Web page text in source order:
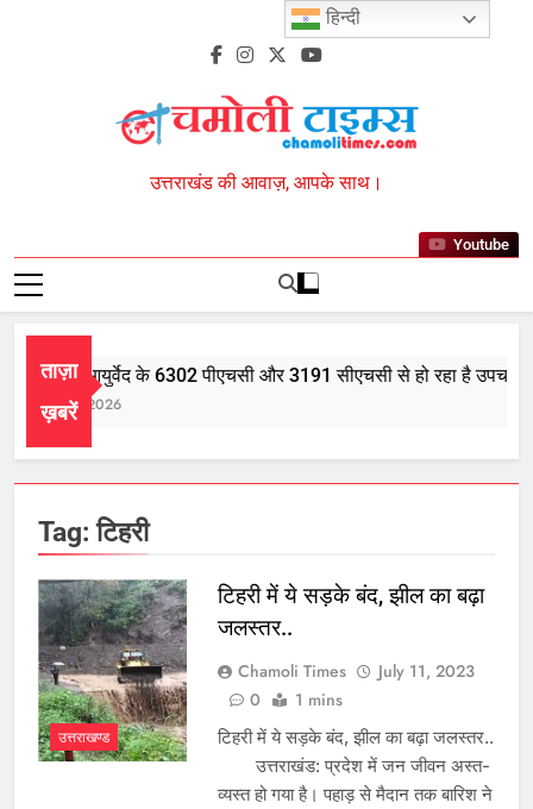
Chamoli Times
उत्तराखंड की आवाज़, आपके साथ।
Youtube
ताज़ा
ख़बरें
देश भर में आयुर्वेद के 6302 पीएचसी और 3191 सीएचसी से हो रहा है उपचार
August 5, 2026
Tag:टिहरी
उत्तराखण्ड
टिहरी में ये सड़के बंद, झील का बढ़ा
जलस्तर..
Chamoli Times
July 11, 2023
0
1 mins
टिहरी में ये सड़के बंद, झील का बढ़ा जलस्तर..
उत्तराखंड: प्रदेश में जन जीवन अस्त-
व्यस्त हो गया है। पहाड़ से मैदान तक बारिश ने
हिन्दी